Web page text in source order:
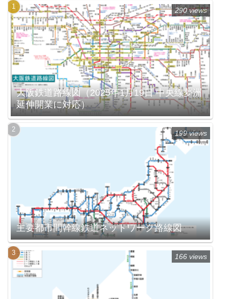
大阪鉄道路線図（2025年1月19日 中央線夢洲
延伸開業に対応）
290 views
主要都市間幹線鉄道ネットワーク路線図
199 views
166 views